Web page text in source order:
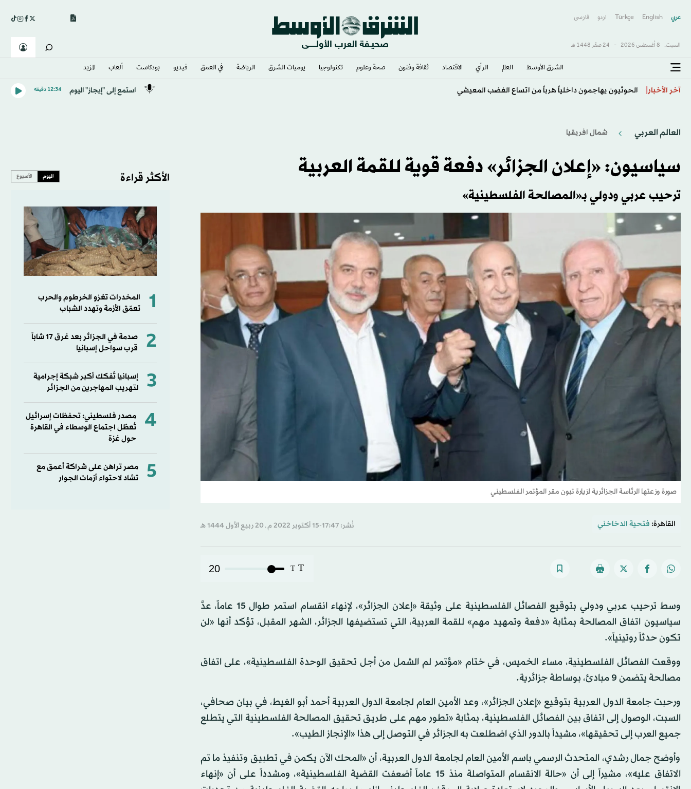
عربي English
Türkçe اردو فارسى
السبت, 8 أغسطس 2026 - 24 صفَر 1448 هـ
الشرق الأوسط​ العالم الرأي الاقتصاد ثقافة وفنون صحة وعلوم تكنولوجيا يوميات الشرق​ الرياضة في العمق فيديو بودكاست ألعاب المزيد
آخر الأخبار قد تفاجئك الإجابة... هل السلطة فعلاً أكثر صحة من «الساندويتش»؟ استمع إلى "إيجاز" اليوم 12:34 دقيقه
العالم العربي شمال افريقيا
سياسيون: «إعلان الجزائر» دفعة قوية للقمة العربية
ترحيب عربي ودولي بـ«المصالحة الفلسطينية»
صورة وزعتها الرئاسة الجزائرية لزيارة تبون مقر المؤتمر الفلسطيني
القاهرة: فتحية الدخاخني نُشر: 17:47-15 أكتوبر 2022 م ـ 20 ربيع الأول 1444 هـ
T
T
20
وسط ترحيب عربي ودولي بتوقيع الفصائل الفلسطينية على وثيقة «إعلان الجزائر»، لإنهاء انقسام استمر طوال 15 عاماً، عدَّ
سياسيون اتفاق المصالحة بمثابة «دفعة وتمهيد مهم» للقمة العربية، التي تستضيفها الجزائر، الشهر المقبل، تؤكد أنها «لن
تكون حدثاً روتينياً».
ووقعت الفصائل الفلسطينية، مساء الخميس، في ختام «مؤتمر لم الشمل من أجل تحقيق الوحدة الفلسطينية»، على اتفاق
مصالحة يتضمن 9 مبادئ، بوساطة جزائرية.
ورحبت جامعة الدول العربية بتوقيع «إعلان الجزائر»، وعد الأمين العام لجامعة الدول العربية أحمد أبو الغيط، في بيان صحافي،
السبت، الوصول إلى اتفاق بين الفصائل الفلسطينية، بمثابة «تطور مهم على طريق تحقيق المصالحة الفلسطينية التي يتطلع
جميع العرب إلى تحقيقها»، مشيداً بالدور الذي اضطلعت به الجزائر في التوصل إلى هذا «الإنجاز الطيب».
وأوضح جمال رشدي، المتحدث الرسمي باسم الأمين العام لجامعة الدول العربية، أن «المحك الآن يكمن في تطبيق وتنفيذ ما تم
الاتفاق عليه»، مشيراً إلى أن «حالة الانقسام المتواصلة منذ 15 عاماً أضعفت القضية الفلسطينية»، ومشدداً على أن «إنهاء
الأكثر قراءة اليوم الأسبوع
1
المخدرات تغزو الخرطوم والحرب
تعمّق الأزمة وتهدد الشباب
2
صدمة في الجزائر بعد غرق 17 شاباً
قرب سواحل إسبانيا
3
إسبانيا تُفكك أكبر شبكة إجرامية
لتهريب المهاجرين من الجزائر
4
مصدر فلسطيني: تحفظات إسرائيل
تُعطّل اجتماع الوسطاء في القاهرة
حول غزة
5
مصر تراهن على شراكة أعمق مع
تشاد لاحتواء أزمات الجوار